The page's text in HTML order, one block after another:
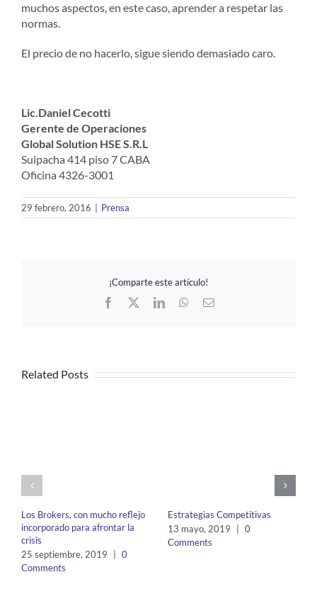
muchos aspectos, en este caso, aprender a respetar las
normas.
El precio de no hacerlo, sigue siendo demasiado caro.
Lic.Daniel Cecotti
Gerente de Operaciones
Global Solution HSE S.R.L
Suipacha 414 piso 7 CABA
Oficina 4326-3001
29 febrero, 2016 Prensa
¡Comparte este artículo!
Facebook
LinkedInWhatsApp
Email
Related Posts
Los Brokers, con mucho reflejo
incorporado para afrontar la
crisis
25 septiembre, 2019
0
Comments
Estrategias Competitivas
13 mayo, 2019
0
Comments